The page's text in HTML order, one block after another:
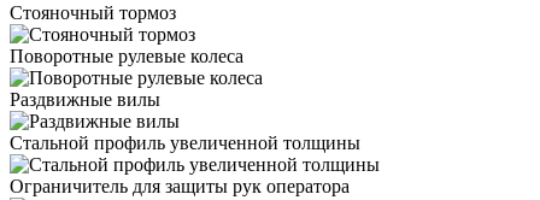
Стояночный тормоз
Поворотные рулевые колеса
Раздвижные вилы
Стальной профиль увеличенной толщины
Ограничитель для защиты рук оператора